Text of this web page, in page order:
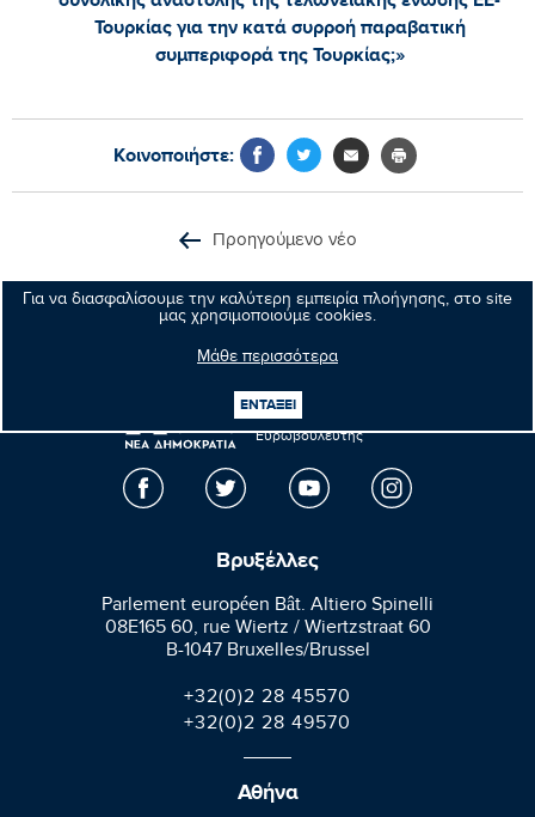
Για να διασφαλίσουμε την καλύτερη εμπειρία πλοήγησης, στο site
μας χρησιμοποιούμε cookies.
Μάθε περισσότερα
ΕΝΤΑΞΕΙ
Τουρκίας για την κατά συρροή παραβατική
συμπεριφορά της Τουρκίας;»
Κοινοποιήστε:
Προηγούμενο νέο
Επόμενο νέο
Μανώλης
Κεφαλογιάννης
Ευρωβουλευτής
Βρυξέλλες
Parlement européen Bât. Altiero Spinelli
08E165 60, rue Wiertz / Wiertzstraat 60
B-1047 Bruxelles/Brussel
+32(0)2 28 45570
+32(0)2 28 49570
Αθήνα